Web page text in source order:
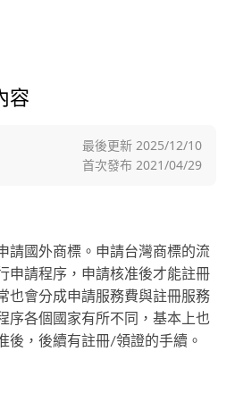
容
最後更新 2025/12/10
首次發布 2021/04/29
請國外商標。申請台灣商標的流
申請程序，申請核准後才能註冊
也會分成申請服務費與註冊服務
序各個國家有所不同，基本上也
後，後續有註冊/領證的手續。